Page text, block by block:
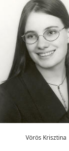
Vörös Krisztina